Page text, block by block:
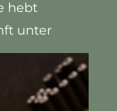
hebt
unter